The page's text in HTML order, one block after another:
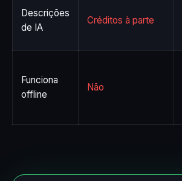
Descrições
de IA
Créditos à parte
Funciona
offline
Não